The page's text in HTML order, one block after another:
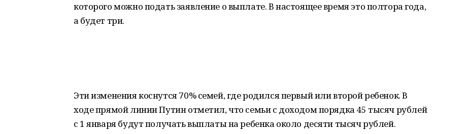
которого можно подать заявление о выплате. В настоящее время это полтора года,
а будет три.
Эти изменения коснутся 70% семей, где родился первый или второй ребенок. В
ходе прямой линии Путин отметил, что семьи с доходом порядка 45 тысяч рублей
с 1 января будут получать выплаты на ребенка около десяти тысяч рублей.